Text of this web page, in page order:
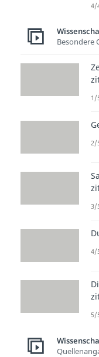
4/
Besondere
1/
2/
3/
4/
5/